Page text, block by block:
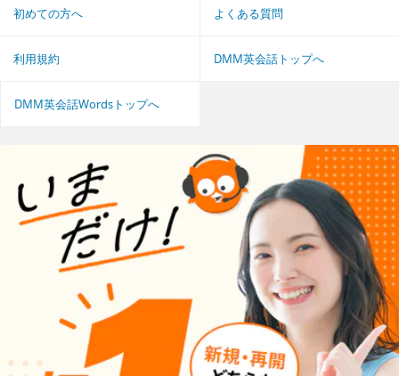
初めての方へ よくある質問
利用規約 DMM英会話トップへ
DMM英会話Wordsトップへ